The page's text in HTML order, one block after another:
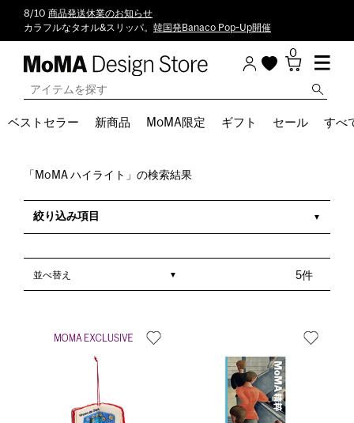
8/10 商品発送休業のお知らせ
カラフルなタオル&スリッパ。 韓国発Banaco Pop-Up開催
0
ベストセラー 新商品 MoMA限定 ギフト セール すべ
「MoMA ハイライト」の検索結果
絞り込み項目
5件
並べ替え